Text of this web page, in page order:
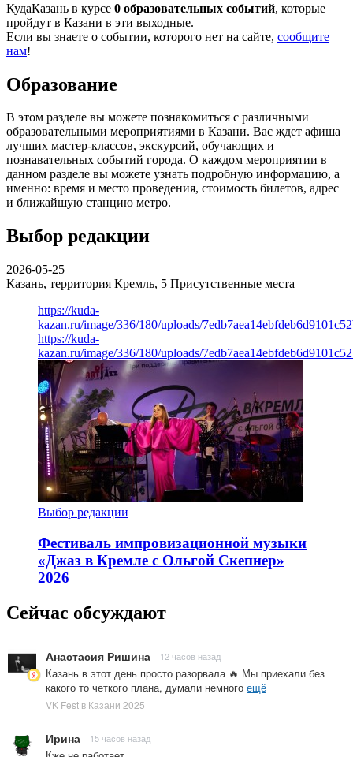
КудаКазань в курсе 0 образовательных событий, которые
пройдут в Казани в эти выходные.
Если вы знаете о событии, которого нет на сайте, сообщите
нам!
Образование
В этом разделе вы можете познакомиться с различными
образовательными мероприятиями в Казани. Вас ждет афиша
лучших мастер-классов, экскурсий, обучающих и
познавательных событий города. О каждом мероприятии в
данном разделе вы можете узнать подробную информацию, а
именно: время и место проведения, стоимость билетов, адрес
и ближайшую станцию метро.
Выбор редакции
2026-05-25
Казань, территория Кремль, 5 Присутственные места
https://kuda-
kazan.ru/image/336/180/uploads/
https://kuda-
kazan.ru/image/336/180/uploads/
Выбор редакции
Фестиваль импровизационной музыки
«Джаз в Кремле с Ольгой Скепнер»
2026
Сейчас обсуждают
Анастасия Ришина 12 часов назад
Казань в этот день просто разорвала 🔥 Мы приехали без
какого то четкого плана, думали немного ещё
VK Fest в Казани 2025
Ирина 15 часов назад